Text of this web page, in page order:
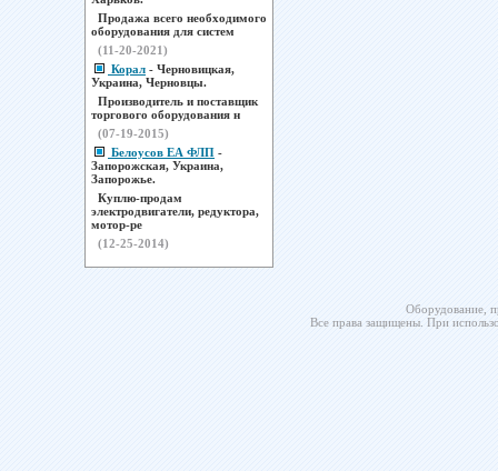
Продажа всего необходимого
оборудования для систем
(11-20-2021)
Корал - Черновицкая,
Украина, Черновцы.
Производитель и поставщик
торгового оборудования н
(07-19-2015)
Белоусов ЕА ФЛП -
Запорожская, Украина,
Запорожье.
Куплю-продам
электродвигатели, редуктора,
мотор-ре
(12-25-2014)
Оборудование,
Все права защищены. При